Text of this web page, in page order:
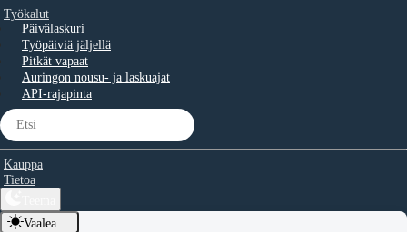
Työkalut
Päivälaskuri
Työpäiviä jäljellä
Pitkät vapaat
Auringon nousu- ja laskuajat
API-rajapinta
Kauppa
Tietoa
Vaalea